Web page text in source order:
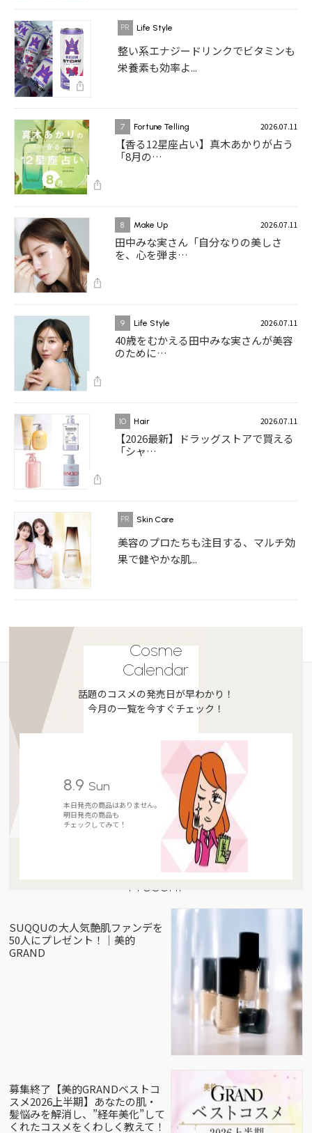
Life Style
整い系エナジードリンクでビタミンも
栄養素も効率よ...
7 Fortune Telling 2026.07.11
【香る12星座占い】真木あかりが占う
「8月の…
8 Make Up 2026.07.11
田中みな実さん「自分なりの美しさ
を、心を弾ま…
9 Life Style 2026.07.11
40歳をむかえる田中みな実さんが美容
のために…
10 Hair 2026.07.11
【2026最新】ドラッグストアで買える
「シャ…
Skin Care
美容のプロたちも注目する、マルチ効
果で健やかな肌...
Cosme
Calendar
話題のコスメの発売日が早わかり！
今月の一覧を今すぐチェック！
8.9 Sun
本日発売の商品はありません。
明日発売の商品も
チェックしてみて！
Present
SUQQUの大人気艶肌ファンデを
50人にプレゼント！｜美的
GRAND
募集終了【美的GRANDベストコ
スメ2026上半期】あなたの肌・
髪悩みを解消し、”経年美化”して
くれたコスメをくわしく教えて！